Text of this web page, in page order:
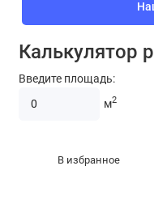
Калькулятор
Введите площадь:
м2
В избранное